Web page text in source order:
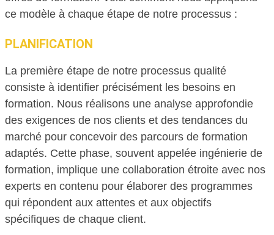
ce modèle à chaque étape de notre processus :
PLANIFICATION
La première étape de notre processus qualité
consiste à identifier précisément les besoins en
formation. Nous réalisons une analyse approfondie
des exigences de nos clients et des tendances du
marché pour concevoir des parcours de formation
adaptés. Cette phase, souvent appelée ingénierie de
formation, implique une collaboration étroite avec nos
experts en contenu pour élaborer des programmes
qui répondent aux attentes et aux objectifs
spécifiques de chaque client.